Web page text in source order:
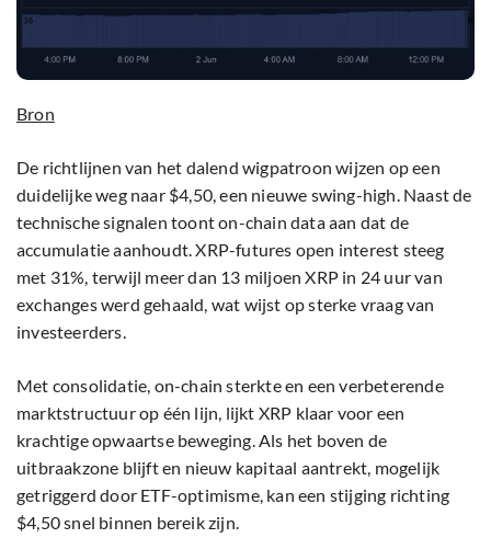
Bron
De richtlijnen van het dalend wigpatroon wijzen op een
duidelijke weg naar $4,50, een nieuwe swing-high. Naast de
technische signalen toont on-chain data aan dat de
accumulatie aanhoudt. XRP-futures open interest steeg
met 31%, terwijl meer dan 13 miljoen XRP in 24 uur van
exchanges werd gehaald, wat wijst op sterke vraag van
investeerders.
Met consolidatie, on-chain sterkte en een verbeterende
marktstructuur op één lijn, lijkt XRP klaar voor een
krachtige opwaartse beweging. Als het boven de
uitbraakzone blijft en nieuw kapitaal aantrekt, mogelijk
getriggerd door ETF-optimisme, kan een stijging richting
$4,50 snel binnen bereik zijn.